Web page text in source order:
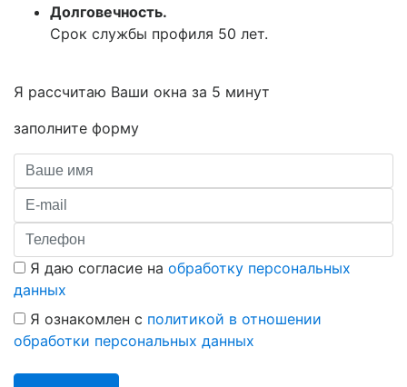
Долговечность.
Срок службы профиля 50 лет.
Я рассчитаю Ваши окна за 5 минут
заполните форму
Я даю согласие на обработку персональных
данных
Я ознакомлен с политикой в отношении
обработки персональных данных